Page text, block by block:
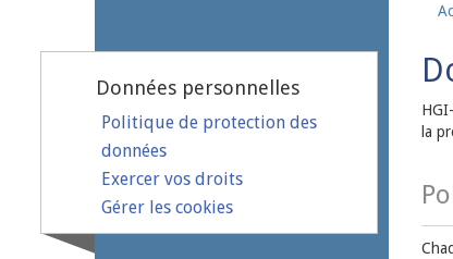
Données personnelles
Politique de protection des
données
Exercer vos droits
Gérer les cookies
la